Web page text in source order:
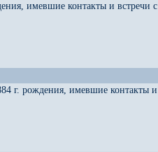
имевшие контакты и встречи
г. рождения, имевшие контакты